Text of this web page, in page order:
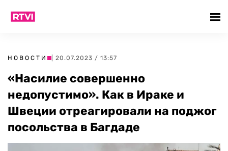
НОВОСТИ | 20.07.2023 / 13:57
«Насилие совершенно
недопустимо». Как в Ираке и
Швеции отреагировали на поджог
посольства в Багдаде